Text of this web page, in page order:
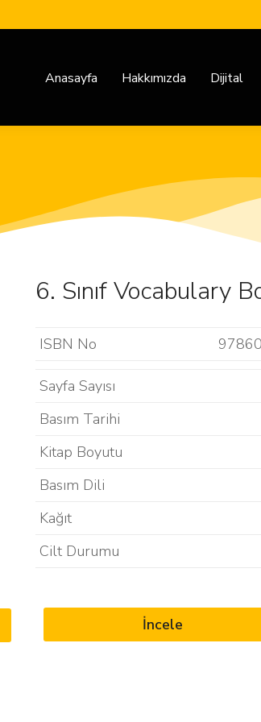
Anasayfa Hakkımızda Dijital
6. Sınıf Vocabulary
ISBN No
Sayfa Sayısı
Basım Tarihi
Kitap Boyutu
Basım Dili
Kağıt
Cilt Durumu
İncele